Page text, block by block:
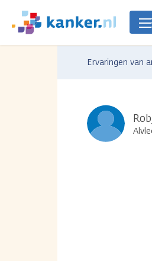
naar
We
zijn
Ervaringen van